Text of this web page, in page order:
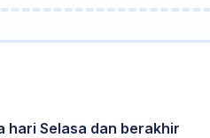
hari Selasa dan berakhir